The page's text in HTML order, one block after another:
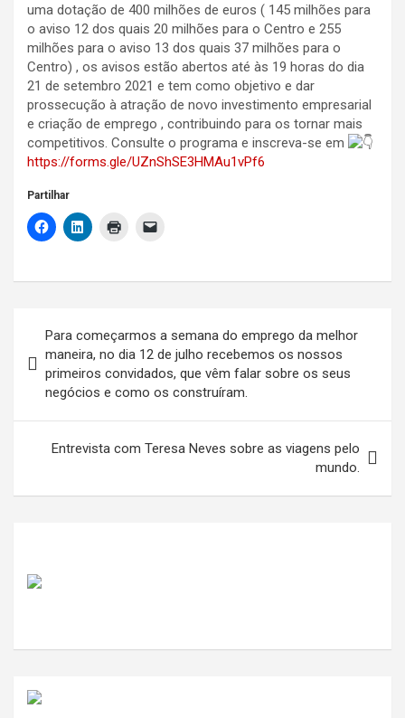
uma dotação de 400 milhões de euros ( 145 milhões para
o aviso 12 dos quais 20 milhões para o Centro e 255
milhões para o aviso 13 dos quais 37 milhões para o
Centro) , os avisos estão abertos até às 19 horas do dia
21 de setembro 2021 e tem como objetivo e dar
prossecução à atração de novo investimento empresarial
e criação de emprego , contribuindo para os tornar mais
competitivos. Consulte o programa e inscreva-se em
https://forms.gle/UZnShSE3HMAu1vPf6
Partilhar
artigos
Para começarmos a semana do emprego da melhor
maneira, no dia 12 de julho recebemos os nossos
primeiros convidados, que vêm falar sobre os seus
negócios e como os construíram.
Entrevista com Teresa Neves sobre as viagens pelo
mundo.